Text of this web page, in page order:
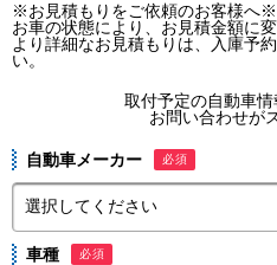
※お見積もりをご依頼のお客様へ※
お車の状態により、お見積金額に
より詳細なお見積もりは、入庫予
い。
取付予定の自動車情
お問い合わせが
自動車メーカー 必須
車種 必須